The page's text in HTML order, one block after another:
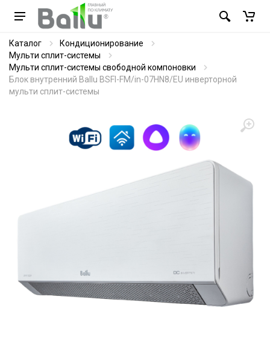
Каталог
Кондиционирование
Мульти сплит-системы
Мульти сплит-системы свободной компоновки
Блок внутренний Ballu BSFI-FM/in-07HN8/EU инверторной
мульти сплит-системы